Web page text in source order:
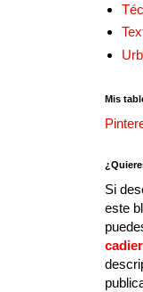
Mis
Si
este